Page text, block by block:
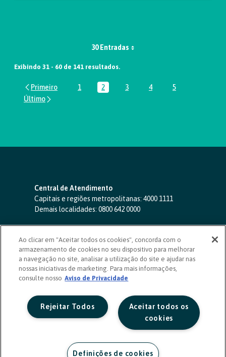
30 Entradas
Exibindo 31 - 60 de 141 resultados.
Página
1 Página
2 Página
3 Página
4 Página
5
Central de Atendimento
Capitais e regiões metropolitanas: 4000 1111
Demais localidades: 0800 642 0000
SAC 24 horas-0800 724 4420
Ouvidoria
0800 725 0996
(de segunda a sexta, das 8h às 20h)
ouvidoriasicoob.com.br
Deficientes auditivos ou de fala
Ao clicar em "Aceitar todos os cookies", concorda com o
armazenamento de cookies no seu dispositivo para melhorar
a navegação no site, analisar a utilização do site e ajudar nas
nossas iniciativas de marketing. Para mais informações,
consulte nosso Aviso de Privacidade
Aceitar todos os
cookies
Rejeitar Todos
Definições de cookies